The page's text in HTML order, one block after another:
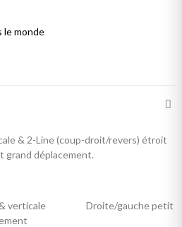
le monde
& 2-Line (coup-droit/revers) étroit
grand déplacement.
& verticale Droite/gauche petit